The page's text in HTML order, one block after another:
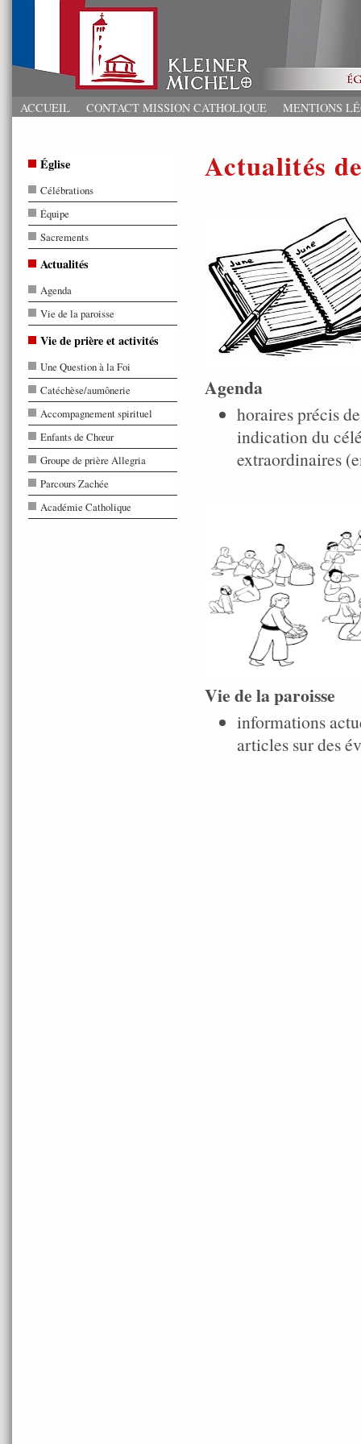
ACCUEIL CONTACT MISSION CATHOLIQUE MENTIONS
Actualités
Agenda
horaires précis
indication du
extraordinaires
Vie de la paroisse
informations
articles sur des
Église
Célébrations
Équipe
Sacrements
Actualités
Agenda
Vie de la paroisse
Vie de prière et activités
Une Question à la Foi
Catéchèse/aumônerie
Accompagnement spirituel
Enfants de Chœur
Groupe de prière Allegria
Parcours Zachée
Académie Catholique